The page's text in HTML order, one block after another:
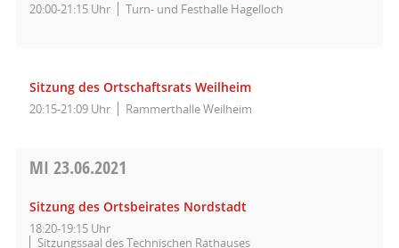
20:00-21:15 Uhr Turn- und Festhalle Hagelloch
Sitzung des Ortschaftsrats Weilheim
20:15-21:09 Uhr Rammerthalle Weilheim
MI 23.06.2021
Sitzung des Ortsbeirates Nordstadt
18:20-19:15 Uhr
Sitzungssaal des Technischen Rathauses